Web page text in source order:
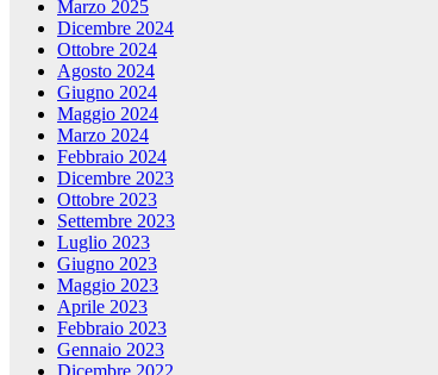
Marzo 2025
Dicembre 2024
Ottobre 2024
Agosto 2024
Giugno 2024
Maggio 2024
Marzo 2024
Febbraio 2024
Dicembre 2023
Ottobre 2023
Settembre 2023
Luglio 2023
Giugno 2023
Maggio 2023
Aprile 2023
Febbraio 2023
Gennaio 2023